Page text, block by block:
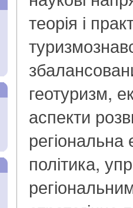
теорія і
геотуризм,
аспекти
регіональна
політика,